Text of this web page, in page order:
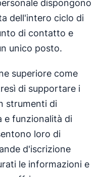
dispongono
dell'intero ciclo di
di contatto e
unico posto.
superiore come
di supportare i
strumenti di
e funzionalità di
loro di
d'iscrizione
le informazioni e